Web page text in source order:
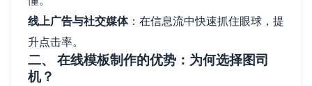
线上广告与社交媒体：在信息流中快速抓住眼球，提
升点击率。
二、 在线模板制作的优势：为何选择图司
机？